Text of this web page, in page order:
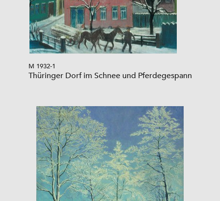
M 1932-1
Thüringer Dorf im Schnee und Pferdegespann